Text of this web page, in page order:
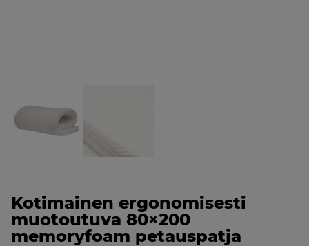
Kotimainen ergonomisesti
muotoutuva 80×200
memoryfoam petauspatja